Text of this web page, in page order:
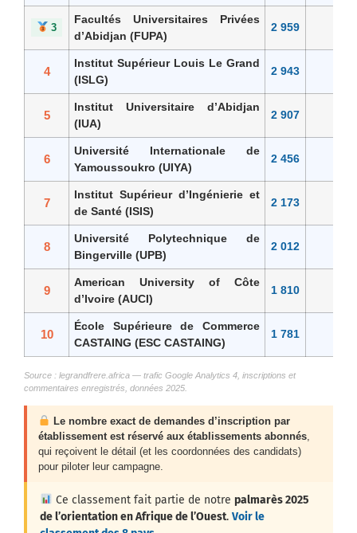
3
Facultés Universitaires Privées
d’Abidjan (FUPA)
2 959
4
Institut Supérieur Louis Le Grand
(ISLG)
2 943
5
Institut Universitaire d’Abidjan
(IUA)
2 907
6
Université Internationale de
Yamoussoukro (UIYA)
2 456
7
Institut Supérieur d’Ingénierie et
de Santé (ISIS)
2 173
8
Université Polytechnique de
Bingerville (UPB)
2 012
9
American University of Côte
d’Ivoire (AUCI)
1 810
10
École Supérieure de Commerce
CASTAING (ESC CASTAING)
1 781
Source : legrandfrere.africa — trafic Google Analytics 4, inscriptions et
commentaires enregistrés, données 2025.
Le nombre exact de demandes d’inscription par
établissement est réservé aux établissements abonnés
qui reçoivent le détail (et les coordonnées des candidats)
pour piloter leur campagne.
Ce classement fait partie de notre palmarès 2025
de l’orientation en Afrique de l’Ouest. Voir le